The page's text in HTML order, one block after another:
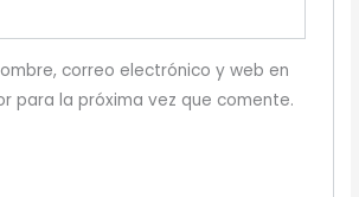
correo electrónico y web en
para la próxima vez que comente.